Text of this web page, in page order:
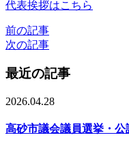
代表挨拶はこちら
前の記事
次の記事
最近の記事
2026.04.28
高砂市議会議員選挙・